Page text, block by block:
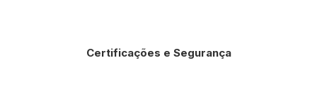
Certificações e Segurança